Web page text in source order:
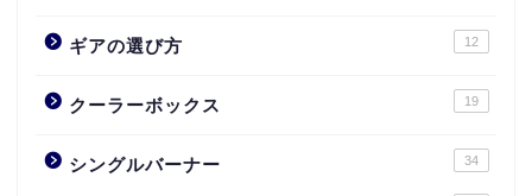
ギアの選び方 12
クーラーボックス 19
シングルバーナー 34